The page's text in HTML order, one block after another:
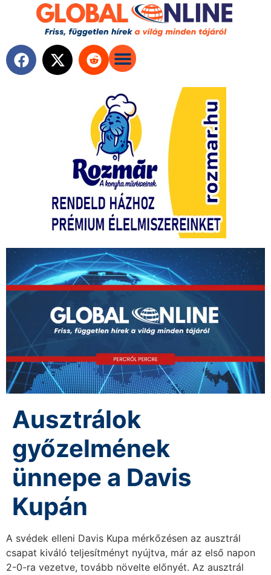
Ausztrálok
győzelmének
ünnepe a Davis
Kupán
A svédek elleni Davis Kupa mérkőzésen az ausztrál
csapat kiváló teljesítményt nyújtva, már az első napon
2-0-ra vezetve, tovább növelte előnyét. Az ausztrál